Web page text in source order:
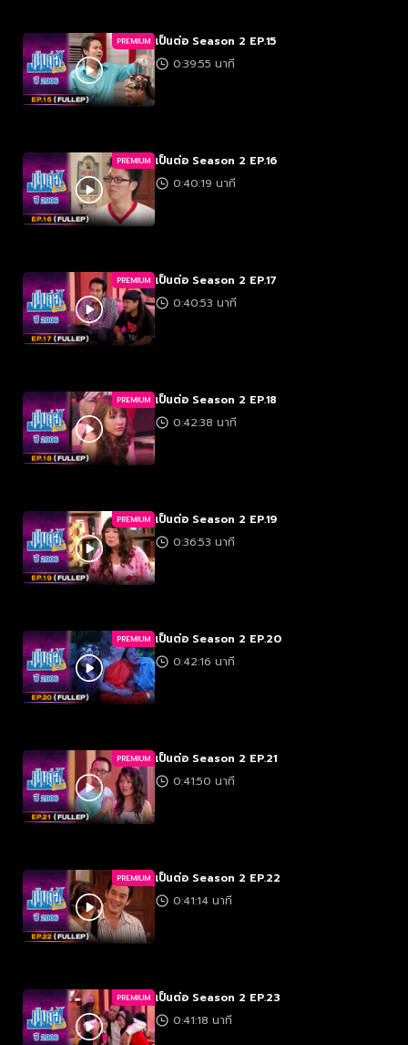
PREMIUM เป็นต่อ Season 2 EP.15
0:39:55 นาที
PREMIUM เป็นต่อ Season 2 EP.16
0:40:19 นาที
PREMIUM เป็นต่อ Season 2 EP.17
0:40:53 นาที
PREMIUM เป็นต่อ Season 2 EP.18
0:42:38 นาที
PREMIUM เป็นต่อ Season 2 EP.19
0:36:53 นาที
PREMIUM เป็นต่อ Season 2 EP.20
0:42:16 นาที
PREMIUM เป็นต่อ Season 2 EP.21
0:41:50 นาที
PREMIUM เป็นต่อ Season 2 EP.22
0:41:14 นาที
PREMIUM เป็นต่อ Season 2 EP.23
0:41:18 นาที